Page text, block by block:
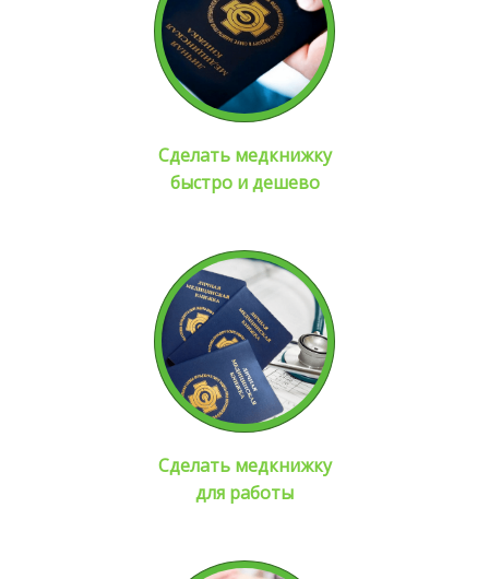
Сделать медкнижку
быстро и дешево
Сделать медкнижку
для работы